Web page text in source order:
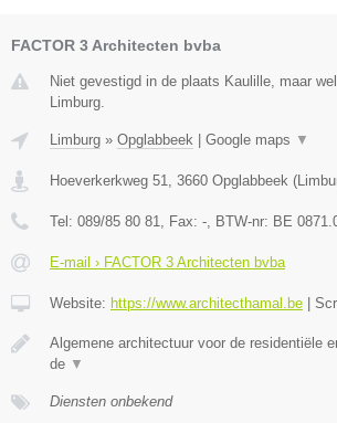
FACTOR 3 Architecten bvba
Niet gevestigd in de plaats Kaulille, maar
Limburg.
Limburg » Opglabbeek Google maps ▼
Hoeverkerkweg 51, 3660 Opglabbeek (
Tel: 089/85 80 81, Fax: -, BTW-nr: BE
E-mail › FACTOR 3 Architecten bvba
Website: https://www.architecthamal.be
Algemene architectuur voor de residentiële
de ▼
Diensten onbekend